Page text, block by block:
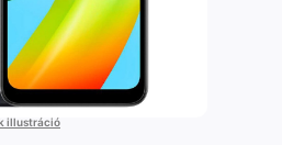
illustráció